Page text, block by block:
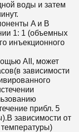
воды и затем
A и B
1: 1 (объемных
инъекционного
AII, может
зависимости
прибл. 5
зависимости от
температуры)